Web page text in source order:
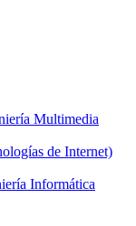
Multimedia
de Internet)
Informática